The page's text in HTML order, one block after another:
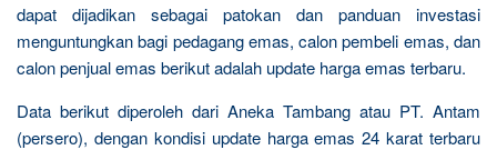
dapat dijadikan sebagai patokan dan panduan investasi
menguntungkan bagi pedagang emas, calon pembeli emas, dan
calon penjual emas berikut adalah update harga emas terbaru.
Data berikut diperoleh dari Aneka Tambang atau PT. Antam
(persero), dengan kondisi update harga emas 24 karat terbaru